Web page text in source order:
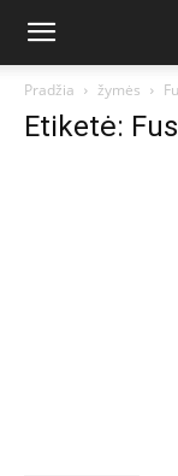
Pradžia žymės
Etiketė: